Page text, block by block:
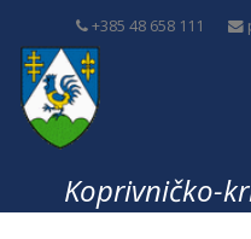
+385 48 658 111
Koprivničko-